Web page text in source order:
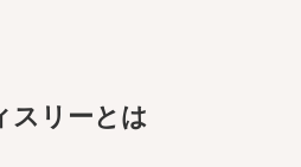
スリーとは